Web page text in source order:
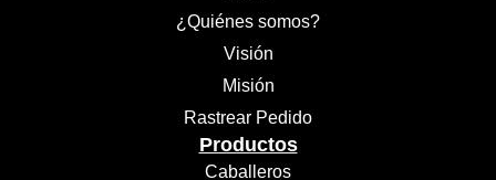
¿Quiénes somos?
Visión
Misión
Rastrear Pedido
Productos
Caballeros